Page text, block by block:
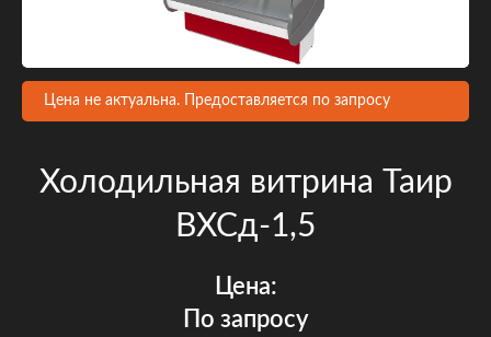
Цена не актуальна. Предоставляется по запросу
Холодильная витрина Таир
ВХСд-1,5
Цена:
По запросу